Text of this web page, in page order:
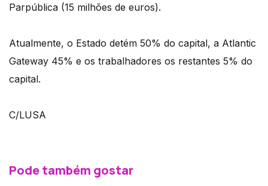
Parpública (15 milhões de euros).
Atualmente, o Estado detém 50% do capital, a Atlantic
Gateway 45% e os trabalhadores os restantes 5% do
capital.
C/LUSA
Pode também gostar